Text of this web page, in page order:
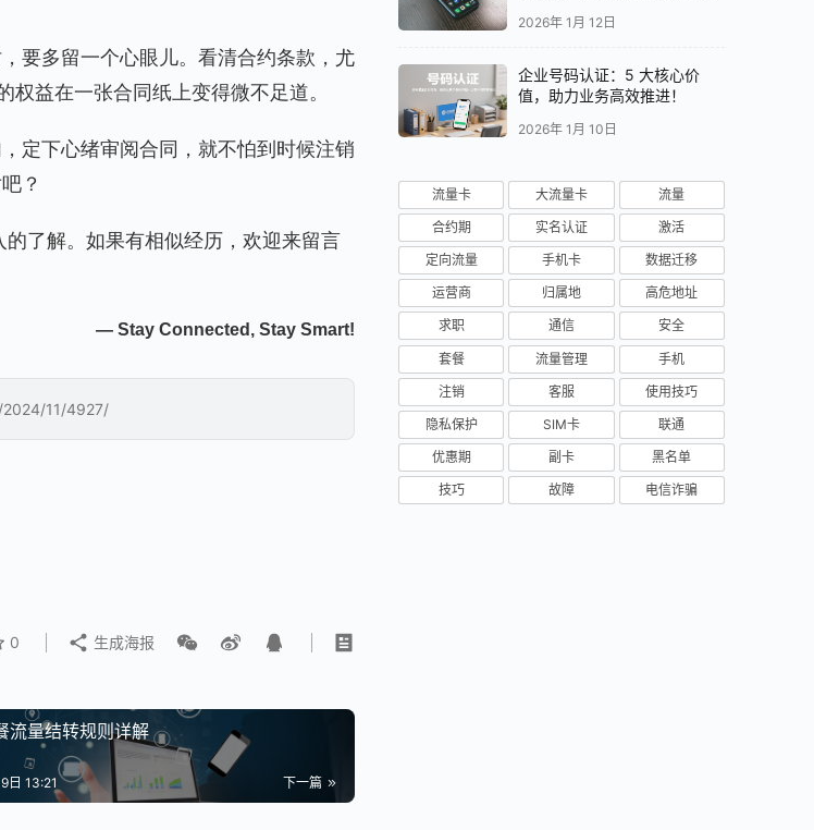
要多留一个心眼儿。看清合约条款，尤
权益在一张合同纸上变得微不足道。
定下心绪审阅合同，就不怕到时候注销
？
了解。如果有相似经历，欢迎来留言
— Stay Connected, Stay Smart!
2024/11/4927/
0 生成海报
流量结转规则详解
下一篇
日 13:21
2026年 1月 12日
企业号码认证：5 大核心价
值，助力业务高效推进！
2026年 1月 10日
流量卡 大流量卡 流量
合约期 实名认证 激活
定向流量 手机卡 数据迁移
运营商 归属地 高危地址
求职 通信 安全
套餐 流量管理 手机
注销 客服 使用技巧
隐私保护 SIM卡 联通
优惠期 副卡 黑名单
技巧 故障 电信诈骗